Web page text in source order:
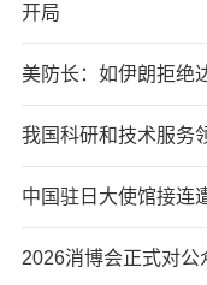
开局
美防长：如伊朗拒绝
我国科研和技术服务
中国驻日大使馆接连
2026消博会正式对公